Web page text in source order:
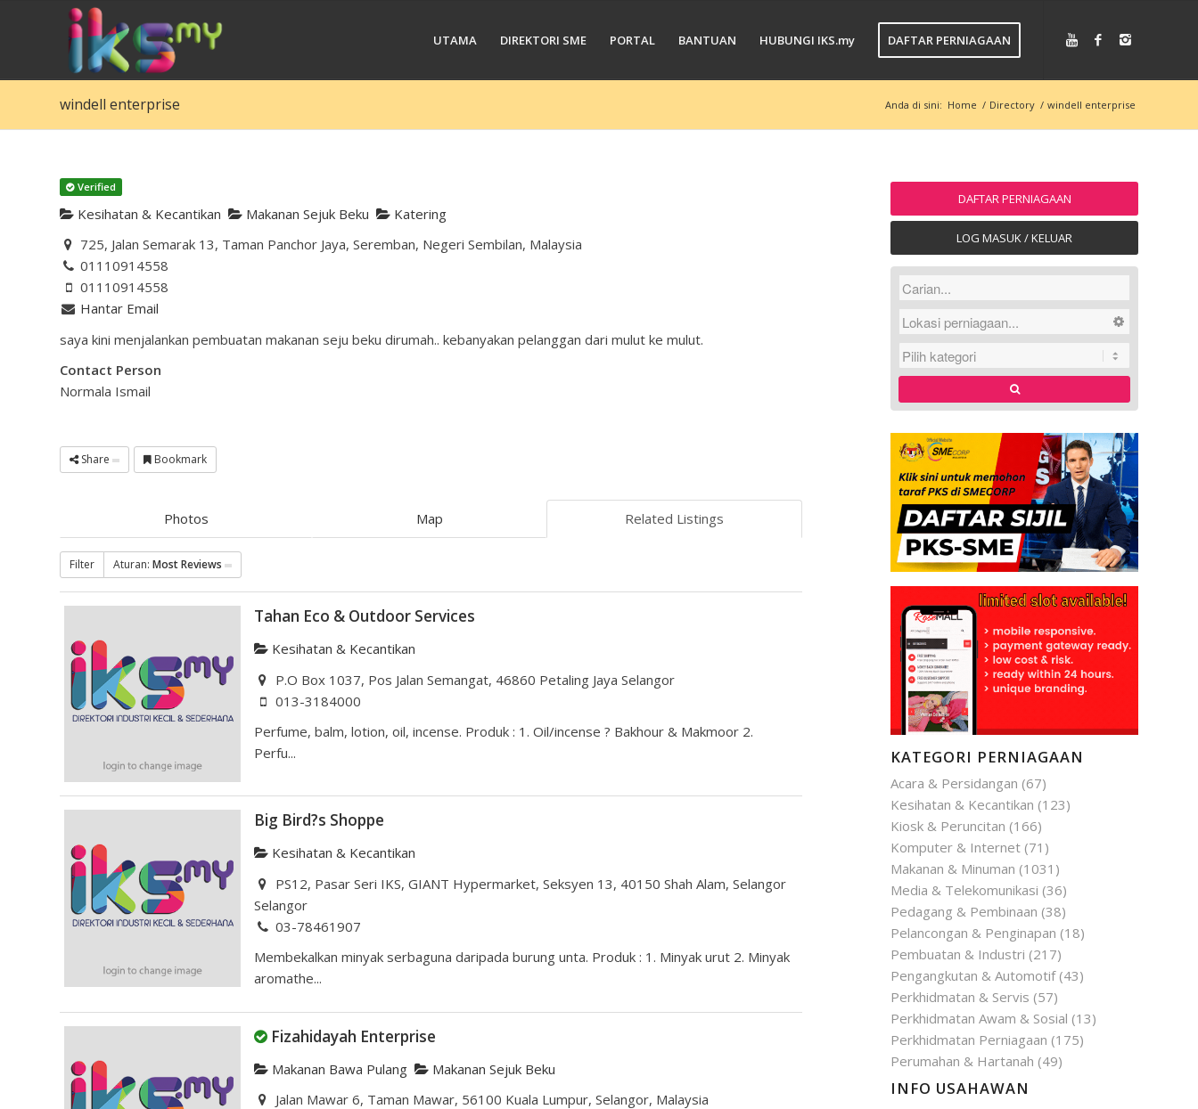
UTAMA DIREKTORI SME PORTAL BANTUAN HUBUNGI IKS.my DAFTAR PERNIAGAAN
windell enterprise Anda di sini: Home / Directory / windell enterprise
Verified
Kesihatan & Kecantikan Makanan Sejuk Beku
Katering
725, Jalan Semarak 13, Taman Panchor Jaya, Seremban, Negeri Sembilan, Malaysia
01110914558
01110914558
Hantar Email
saya kini menjalankan pembuatan makanan seju beku dirumah.. kebanyakan pelanggan dari mulut ke mulut.
Contact Person
Normala Ismail
Share Bookmark
Photos Map Related Listings
Filter Aturan: Most Reviews
Tahan Eco & Outdoor Services
Kesihatan & Kecantikan
P.O Box 1037, Pos Jalan Semangat, 46860 Petaling Jaya Selangor
013-3184000
Perfume, balm, lotion, oil, incense. Produk : 1. Oil/incense ? Bakhour & Makmoor 2.
Perfu...
Big Bird?s Shoppe
Kesihatan & Kecantikan
PS12, Pasar Seri IKS, GIANT Hypermarket, Seksyen 13, 40150 Shah Alam, Selangor
Selangor
03-78461907
Membekalkan minyak serbaguna daripada burung unta. Produk : 1. Minyak urut 2. Minyak
aromathe...
Fizahidayah Enterprise
Makanan Bawa Pulang
Makanan Sejuk Beku
Jalan Mawar 6, Taman Mawar, 56100 Kuala Lumpur, Selangor, Malaysia
DAFTAR PERNIAGAAN
LOG MASUK / KELUAR
KATEGORI PERNIAGAAN
Acara & Persidangan (67)
Kesihatan & Kecantikan (123)
Kiosk & Peruncitan (166)
Komputer & Internet (71)
Makanan & Minuman (1031)
Media & Telekomunikasi (36)
Pedagang & Pembinaan (38)
Pelancongan & Penginapan (18)
Pembuatan & Industri (217)
Pengangkutan & Automotif(43)
Perkhidmatan & Servis (57)
Perkhidmatan Awam & Sosial (13)
Perkhidmatan Perniagaan (175)
Perumahan & Hartanah (49)
INFO USAHAWAN